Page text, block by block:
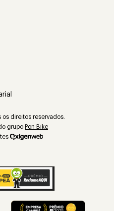
direitos reservados.
grupo Pon Bike